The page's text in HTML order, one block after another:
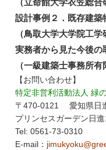
設計事例２．既
（鳥取大学大学院工
実務者から見た今後
（一級建築士事務所
【お問い合わせ】
特定非営利活動法人 緑
〒470-0121 愛知県日
プリンセスガーデン日
Tel: 0561-73-0310
E-mail：